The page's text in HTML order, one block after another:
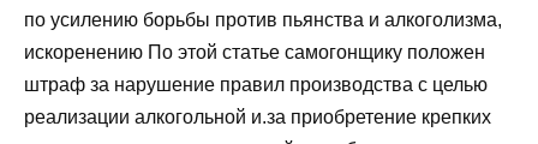
по усилению борьбы против пьянства и алкоголизма,
искоренению По этой статье самогонщику положен
штраф за нарушение правил производства с целью
реализации алкогольной и.за приобретение крепких